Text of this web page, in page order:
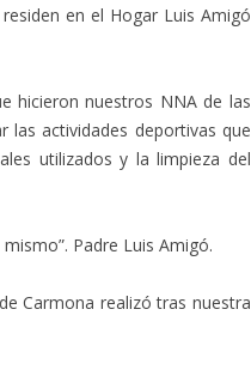
en el Hogar Luis Amigó
hicieron nuestros NNA de las
las actividades deportivas que
utilizados y la limpieza del
Padre Luis Amigó.
Carmona realizó tras nuestra